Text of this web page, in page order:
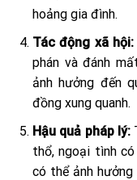
hoảng gia đình.
Tác động xã hội:
phán và đánh
ảnh hưởng đến
đồng xung quanh.
Hậu quả pháp lý:
thổ, ngoại tình
có thể ảnh hưởng